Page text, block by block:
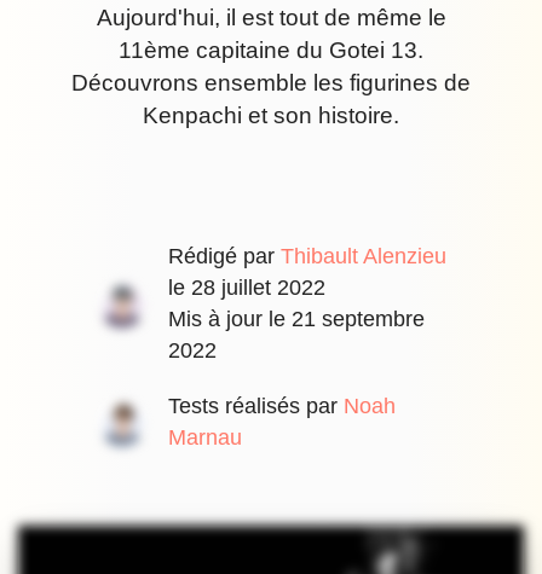
Aujourd'hui, il est tout de même le
11ème capitaine du Gotei 13.
Découvrons ensemble les figurines de
Kenpachi et son histoire.
Rédigé par Thibault Alenzieu
le 28 juillet 2022
Mis à jour le 21 septembre
2022
Tests réalisés par Noah
Marnau